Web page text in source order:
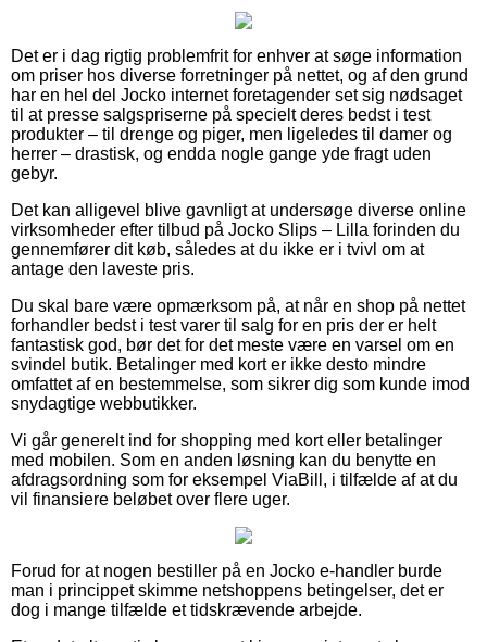
Det er i dag rigtig problemfrit for enhver at søge information
om priser hos diverse forretninger på nettet, og af den grund
har en hel del Jocko internet foretagender set sig nødsaget
til at presse salgspriserne på specielt deres bedst i test
produkter – til drenge og piger, men ligeledes til damer og
herrer – drastisk, og endda nogle gange yde fragt uden
gebyr.
Det kan alligevel blive gavnligt at undersøge diverse online
virksomheder efter tilbud på Jocko Slips – Lilla forinden du
gennemfører dit køb, således at du ikke er i tvivl om at
antage den laveste pris.
Du skal bare være opmærksom på, at når en shop på nettet
forhandler bedst i test varer til salg for en pris der er helt
fantastisk god, bør det for det meste være en varsel om en
svindel butik. Betalinger med kort er ikke desto mindre
omfattet af en bestemmelse, som sikrer dig som kunde imod
snydagtige webbutikker.
Vi går generelt ind for shopping med kort eller betalinger
med mobilen. Som en anden løsning kan du benytte en
afdragsordning som for eksempel ViaBill, i tilfælde af at du
vil finansiere beløbet over flere uger.
Forud for at nogen bestiller på en Jocko e-handler burde
man i princippet skimme netshoppens betingelser, det er
dog i mange tilfælde et tidskrævende arbejde.